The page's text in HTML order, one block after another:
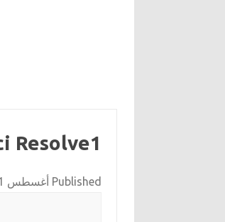
Resolve1
Published أغسطس 21, 2016